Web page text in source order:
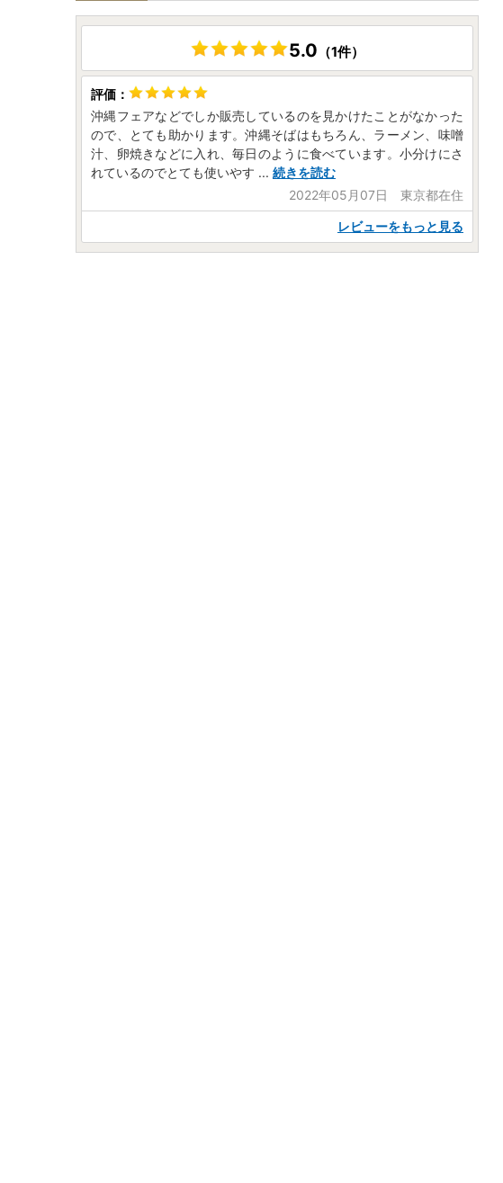
5.0 （1件）
沖縄フェアなどでしか販売しているのを見かけたことがなかった
ので、とても助かります。沖縄そばはもちろん、ラーメン、味噌
汁、卵焼きなどに入れ、毎日のように食べています。小分けにさ
れているのでとても使いやす ... 続きを読む
2022年05月07日 東京都在住
レビューをもっと見る